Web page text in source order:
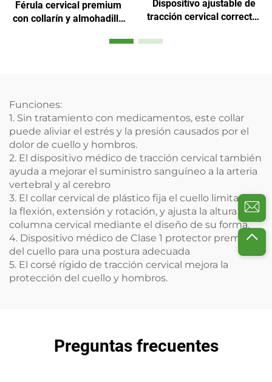
Férula cervical premium
con collarín y almohadilla
Dispositivo ajustable de
tracción cervical corrector
Funciones:
1. Sin tratamiento con medicamentos, este collar
puede aliviar el estrés y la presión causados por el
dolor de cuello y hombros.
2. El dispositivo médico de tracción cervical también
ayuda a mejorar el suministro sanguíneo a la arteria
vertebral y al cerebro
3. El collar cervical de plástico fija el cuello limitando
la flexión, extensión y rotación, y ajusta la altura de la
columna cervical mediante el diseño de su forma.
4. Dispositivo médico de Clase 1 protector premium
del cuello para una postura adecuada
5. El corsé rígido de tracción cervical mejora la
protección del cuello y hombros.
Preguntas frecuentes